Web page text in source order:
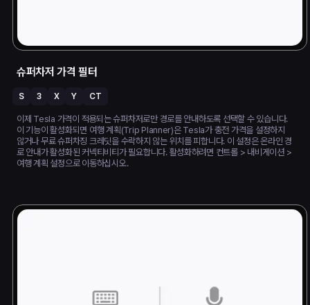
슈퍼차저 가격 필터
S 3 X Y CT
이제 Tesla 가격이 적용되는 슈퍼차저로만 경로를 안내하도록 선택할 수 있습니다.
이 기능이 활성화되면 여행 계획(Trip Planner)은 Tesla가 충전 가격을 설정하지
않거나 무료 슈퍼차징 크레딧을 수락하지 않는 위치를 피합니다. 이 설정은 온라인 경
로 안내가 활성화된 커넥티비티가 필요합니다. 활성화하려면 컨트롤 > 내비게이션 >
여행 계획 설정으로 이동하십시오.